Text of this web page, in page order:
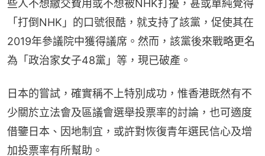
些人不想繳交費用或不想被NHK打擾，甚或單純覺得
「打倒NHK」的口號很酷，就支持了該黨，促使其在
2019年參議院中獲得議席。然而，該黨後來戰略更名
為「政治家女子48黨」等，現已破產。
日本的嘗試，確實稱不上特別成功，惟香港既然有不
少關於立法會及區議會選舉投票率的討論，也可適度
借鑒日本、因地制宜，或許對恢復青年選民信心及增
加投票率有所幫助。